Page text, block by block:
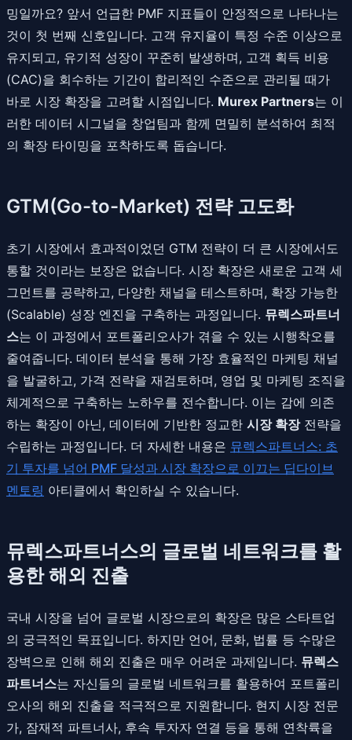
밍일까요? 앞서 언급한 PMF 지표들이 안정적으로 나타나는
것이 첫 번째 신호입니다. 고객 유지율이 특정 수준 이상으로
유지되고, 유기적 성장이 꾸준히 발생하며, 고객 획득 비용
(CAC)을 회수하는 기간이 합리적인 수준으로 관리될 때가
바로 시장 확장을 고려할 시점입니다. Murex Partners는 이
러한 데이터 시그널을 창업팀과 함께 면밀히 분석하여 최적
의 확장 타이밍을 포착하도록 돕습니다.
GTM(Go-to-Market) 전략 고도화
초기 시장에서 효과적이었던 GTM 전략이 더 큰 시장에서도
통할 것이라는 보장은 없습니다. 시장 확장은 새로운 고객 세
그먼트를 공략하고, 다양한 채널을 테스트하며, 확장 가능한
(Scalable) 성장 엔진을 구축하는 과정입니다. 뮤렉스파트너
스는 이 과정에서 포트폴리오사가 겪을 수 있는 시행착오를
줄여줍니다. 데이터 분석을 통해 가장 효율적인 마케팅 채널
을 발굴하고, 가격 전략을 재검토하며, 영업 및 마케팅 조직을
체계적으로 구축하는 노하우를 전수합니다. 이는 감에 의존
하는 확장이 아닌, 데이터에 기반한 정교한 시장 확장전략을
수립하는 과정입니다. 더 자세한 내용은 뮤렉스파트너스: 초
기 투자를 넘어 PMF 달성과 시장 확장으로 이끄는 딥다이브
멘토링 아티클에서 확인하실 수 있습니다.
뮤렉스파트너스의 글로벌 네트워크를 활
용한 해외 진출
국내 시장을 넘어 글로벌 시장으로의 확장은 많은 스타트업
의 궁극적인 목표입니다. 하지만 언어, 문화, 법률 등 수많은
장벽으로 인해 해외 진출은 매우 어려운 과제입니다. 뮤렉스
파트너스는 자신들의 글로벌 네트워크를 활용하여 포트폴리
오사의 해외 진출을 적극적으로 지원합니다. 현지 시장 전문
가, 잠재적 파트너사, 후속 투자자 연결 등을 통해 연착륙을